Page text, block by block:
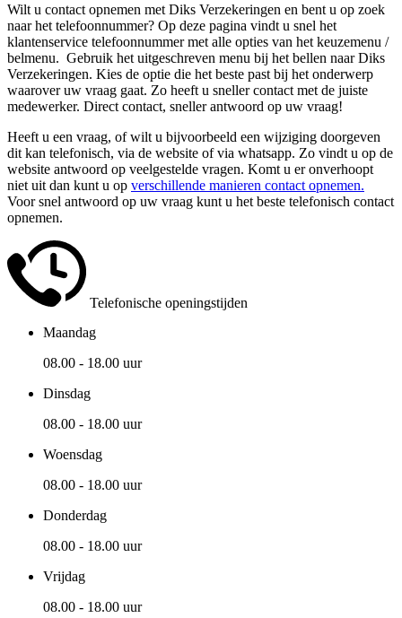
Wilt u contact opnemen met Diks Verzekeringen en bent u op zoek
naar het telefoonnummer? Op deze pagina vindt u snel het
klantenservice telefoonnummer met alle opties van het keuzemenu /
belmenu. Gebruik het uitgeschreven menu bij het bellen naar Diks
Verzekeringen. Kies de optie die het beste past bij het onderwerp
waarover uw vraag gaat. Zo heeft u sneller contact met de juiste
medewerker. Direct contact, sneller antwoord op uw vraag!
Heeft u een vraag, of wilt u bijvoorbeeld een wijziging doorgeven
dit kan telefonisch, via de website of via whatsapp. Zo vindt u op de
website antwoord op veelgestelde vragen. Komt u er onverhoopt
niet uit dan kunt u op verschillende manieren contact opnemen.
Voor snel antwoord op uw vraag kunt u het beste telefonisch contact
opnemen.
Telefonische openingstijden
Maandag
08.00 - 18.00 uur
Dinsdag
08.00 - 18.00 uur
Woensdag
08.00 - 18.00 uur
Donderdag
08.00 - 18.00 uur
Vrijdag
08.00 - 18.00 uur